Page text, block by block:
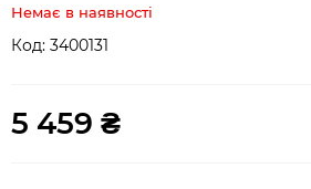
Немає в наявності
Код: 3400131
5 459 ₴